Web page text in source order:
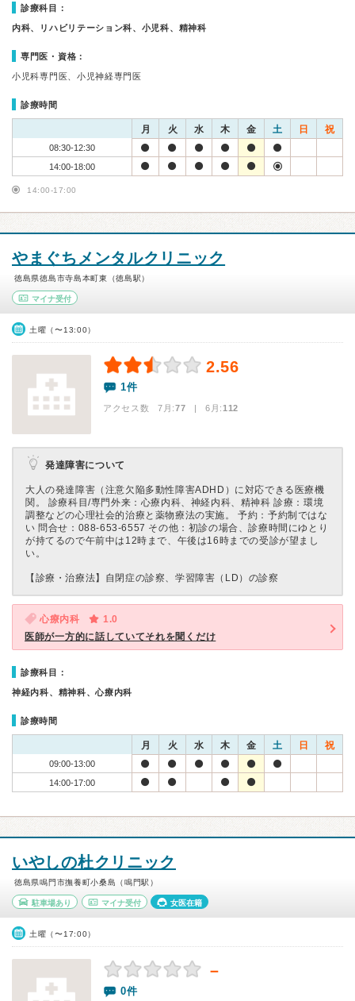
診療科目：
内科、リハビリテーション科、小児科、精神科
専門医・資格：
小児科専門医、小児神経専門医
診療時間
月 火 水 木 金 土 日 祝
08:30-12:30
14:00-18:00
14:00-17:00
やまぐちメンタルクリニック
徳島県徳島市寺島本町東（徳島駅）
マイナ受付
土曜（〜13:00）
2.56
1件
アクセス数 7月:77 | 6月:112
発達障害について
大人の発達障害（注意欠陥多動性障害ADHD）に対応できる医療機
関。 診療科目/専門外来：心療内科、神経内科、精神科 診療：環境
調整などの心理社会的治療と薬物療法の実施。 予約：予約制ではな
い 問合せ：088-653-6557 その他：初診の場合、診療時間にゆとり
が持てるので午前中は12時まで、午後は16時までの受診が望まし
い。
【診療・治療法】 自閉症の診察、学習障害（LD）の診察
心療内科
1.0
医師が一方的に話していてそれを聞くだけ
診療科目：
神経内科、精神科、心療内科
診療時間
月 火 水 木 金 土 日 祝
09:00-13:00
14:00-17:00
いやしの杜クリニック
徳島県鳴門市撫養町小桑島（鳴門駅）
駐車場あり マイナ受付 女医在籍
土曜（〜17:00）
－
0件